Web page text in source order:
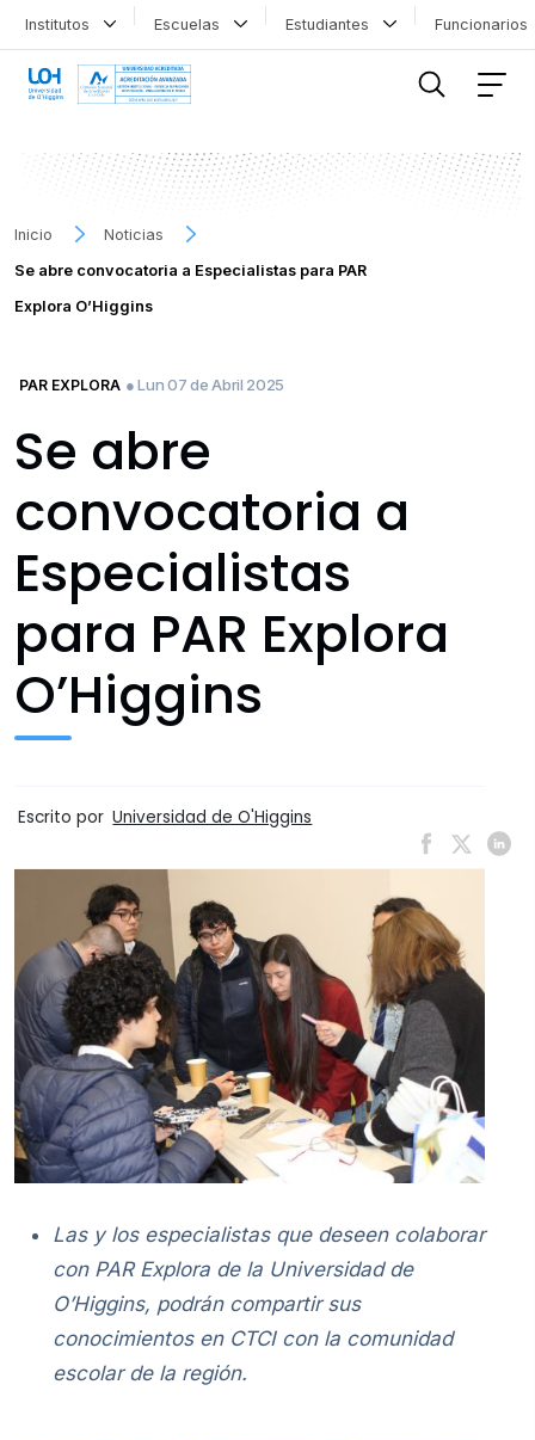
Institutos Escuelas Estudiantes
Inicio
Noticias
Se abre convocatoria a Especialistas para PAR
Explora O’Higgins
PAR EXPLORA ● Lun 07 de Abril 2025
Se abre
convocatoria a
Especialistas
para PAR Explora
O’Higgins
Escrito por Universidad de O'Higgins
Las y los especialistas que deseen colaborar
con PAR Explora de la Universidad de
O’Higgins, podrán compartir sus
conocimientos en CTCI con la comunidad
escolar de la región.